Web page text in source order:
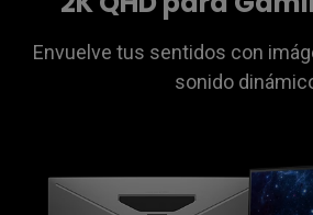
Envuelve tus sentidos con
sonido